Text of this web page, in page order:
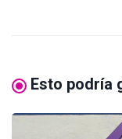
Esto podría